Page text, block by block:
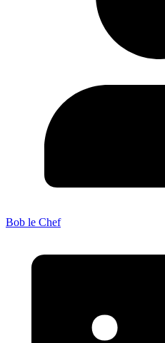
Bob le Chef